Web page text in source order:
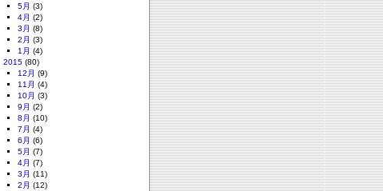
5月 (3)
4月 (2)
3月 (8)
2月 (3)
1月 (4)
2015 (80)
12月 (9)
11月 (4)
10月 (3)
9月 (2)
8月 (10)
7月 (4)
6月 (6)
5月 (7)
4月 (7)
3月 (11)
2月 (12)